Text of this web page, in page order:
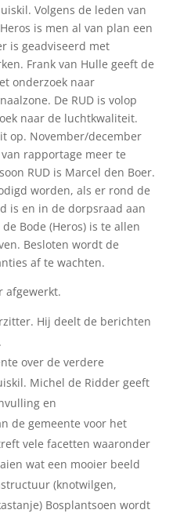
Volgens de leden van
is men al van plan een
is geadviseerd met
Frank van Hulle geeft de
onderzoek naar
De RUD is volop
naar de luchtkwaliteit.
op. November/december
rapportage meer te
RUD is Marcel den Boer.
worden, als er rond de
is en in de dorpsraad aan
Bode (Heros) is te allen
Besloten wordt de
af te wachten.
afgewerkt.
Hij deelt de berichten
over de verdere
Michel de Ridder geeft
en
de gemeente voor het
vele facetten waaronder
wat een mooier beeld
(knotwilgen,
Bosplantsoen wordt